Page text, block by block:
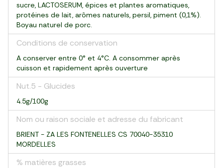
sucre, LACTOSERUM, épices et plantes aromatiques,
protéines de lait, arômes naturels, persil, piment (0,1%).
Boyau naturel de porc.
Conditions de conservation
A conserver entre 0° et 4°C. A consommer après
cuisson et rapidement après ouverture
Nut.5 - Glucides
4.5g/100g
Nom ou raison sociale et adresse du fabricant
BRIENT - ZA LES FONTENELLES CS 70040-35310
MORDELLES
% matières grasses